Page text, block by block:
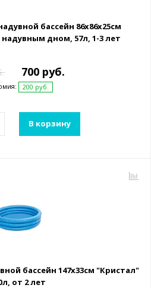
бассейн 86х86х25см
дном, 57л, 1-3 лет
700 руб.
200 руб.
В корзину
бассейн 147х33см "Кристал"
от 2 лет